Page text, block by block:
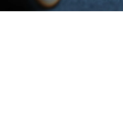
Seizoen: